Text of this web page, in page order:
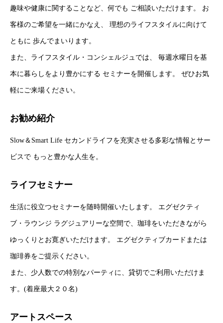
趣味や健康に関することなど、何でも ご相談いただけます。 お
客様のご希望を一緒にかなえ、 理想のライフスタイルに向けて
ともに 歩んでまいります。
また、ライフスタイル・コンシェルジュでは、 毎週水曜日を基
本に暮らしをより豊かにする セミナーを開催します。 ぜひお気
軽にご来場ください。
お勧め紹介
Slow＆Smart Life セカンドライフを充実させる多彩な情報とサー
ビスで もっと豊かな人生を。
ライフセミナー
生活に役立つセミナーを随時開催いたします。 エグゼクティ
ブ・ラウンジ ラグジュアリーな空間で、珈琲をいただきながら
ゆっくりとお寛ぎいただけます。 エグゼクティブカードまたは
珈琲券をご提示ください。
また、少人数での特別なパーティに、貸切でご利用いただけま
す。(着座最大２０名)
アートスペース